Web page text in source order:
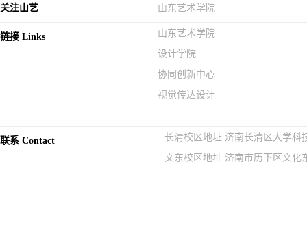
关注山艺 山东艺术学院
链接 Links
山东艺术学院
设计学院
协同创新中心
视觉传达设计
联系 Contact
长清校区地址 济南长清区大学科
文东校区地址 济南市历下区文化